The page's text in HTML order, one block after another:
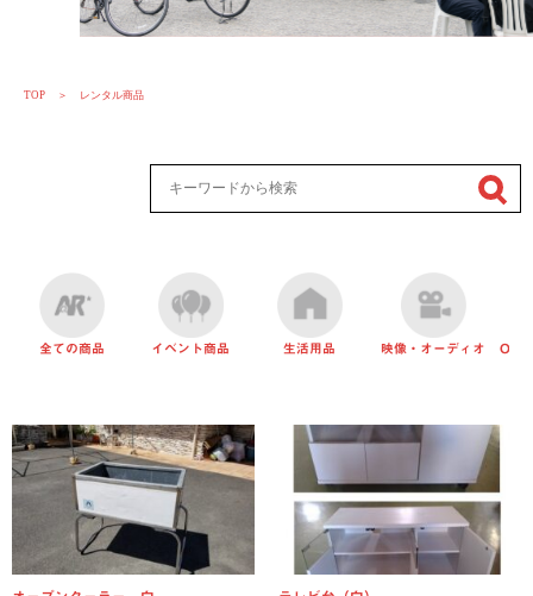
TOP レンタル商品
全ての商品 イベント商品 生活用品 映像・オーディオ OA